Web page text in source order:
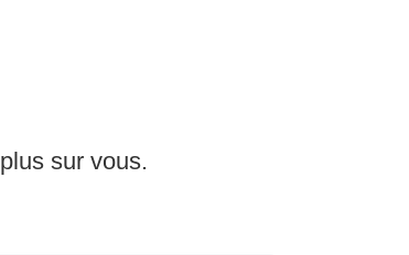
sur vous.